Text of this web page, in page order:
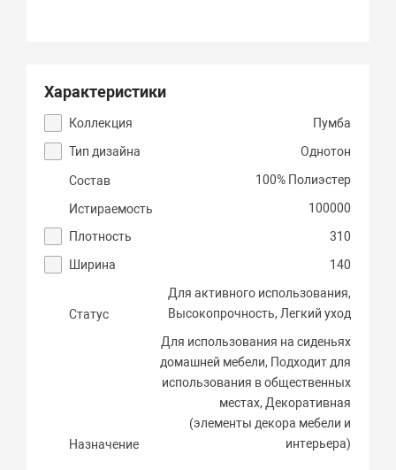
Характеристики
Коллекция
Пумба
Тип дизайна
Однотон
Состав 100% Полиэстер
Истираемость
100000
Плотность
310
Ширина
140
Статус
Для активного использования,
Высокопрочность, Легкий уход
Назначение
Для использования на сиденьях
домашней мебели, Подходит для
использования в общественных
местах, Декоративная
(элементы декора мебели и
интерьера)